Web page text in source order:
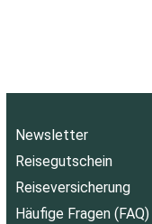
Newsletter
Reisegutschein
Reiseversicherung
Häufige Fragen (FAQ)